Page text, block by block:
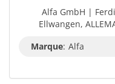
Alfa GmbH |
Ellwangen,
Marque: Alfa